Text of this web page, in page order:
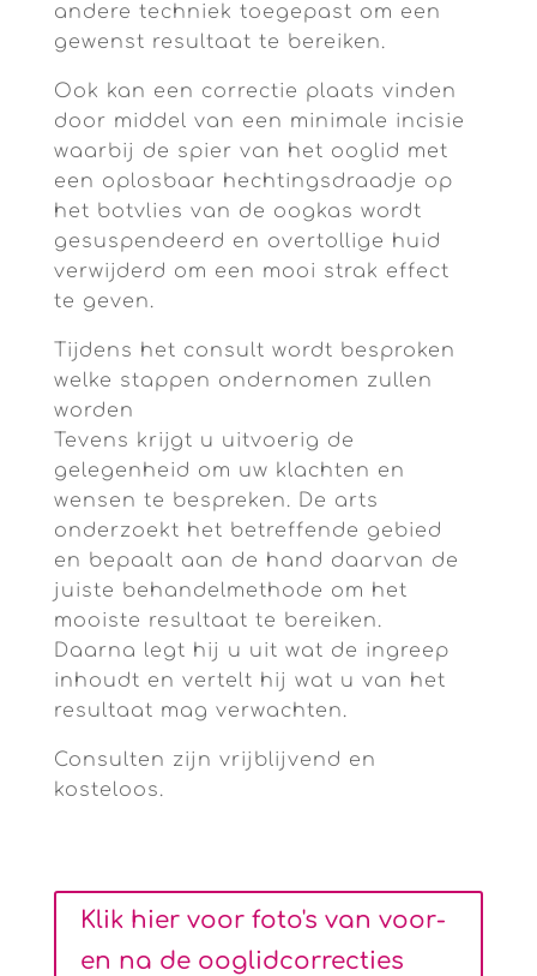
andere techniek toegepast om een
gewenst resultaat te bereiken.
Ook kan een correctie plaats vinden
door middel van een minimale incisie
waarbij de spier van het ooglid met
een oplosbaar hechtingsdraadje op
het botvlies van de oogkas wordt
gesuspendeerd en overtollige huid
verwijderd om een mooi strak effect
te geven.
Tijdens het consult wordt besproken
welke stappen ondernomen zullen
worden
Tevens krijgt u uitvoerig de
gelegenheid om uw klachten en
wensen te bespreken. De arts
onderzoekt het betreffende gebied
en bepaalt aan de hand daarvan de
juiste behandelmethode om het
mooiste resultaat te bereiken.
Daarna legt hij u uit wat de ingreep
inhoudt en vertelt hij wat u van het
resultaat mag verwachten.
Consulten zijn vrijblijvend en
kosteloos.
Klik hier voor foto's van voor-
en na de ooglidcorrecties